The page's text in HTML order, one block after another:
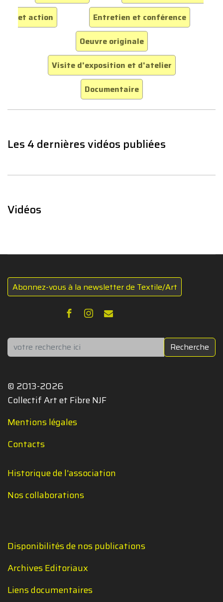
et action
Entretien et conférence
Oeuvre originale
Visite d'exposition et d'atelier
Documentaire
Les 4 dernières vidéos publiées
Vidéos
Abonnez-vous à la newsletter de Textile/Art
Rechercher Recherche
© 2013-2026
Collectif Art et Fibre NJF
Mentions légales
Contacts
Historique de l'association
Nos collaborations
Disponibilités de nos publications
Archives Editoriaux
Liens documentaires